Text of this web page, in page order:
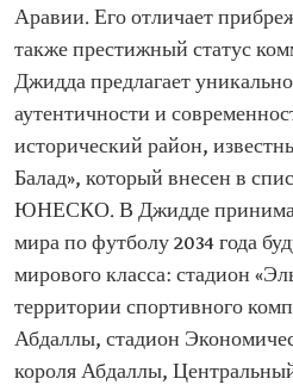
Аравии. Его отличает
также престижный статус
Джидда предлагает
аутентичности и
исторический район,
Балад», который внесен в
ЮНЕСКО. В Джидде
мира по футболу 2034 года
мирового класса: стадион
территории спортивного
Абдаллы, стадион
короля Абдаллы,